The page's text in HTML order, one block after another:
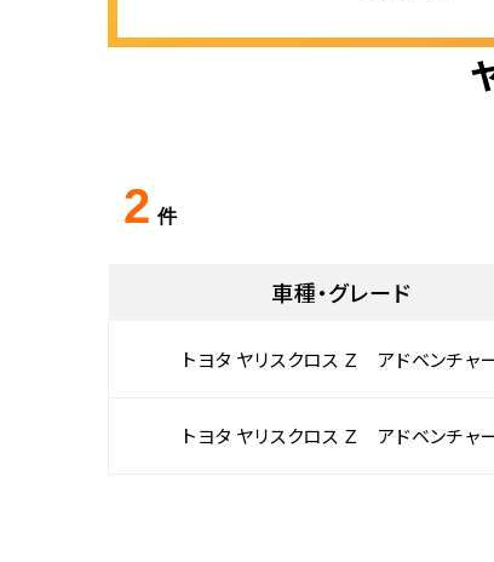
2 件
車種・グレード
トヨタ ヤリスクロス Ｚ アドベンチャ
トヨタ ヤリスクロス Ｚ アドベンチャ